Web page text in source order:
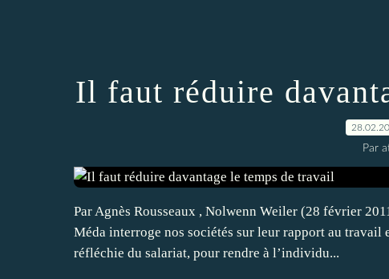
Il faut réduire
Par
Par Agnès Rousseaux , Nolwenn Weiler (28 février
Méda interroge nos sociétés sur leur rapport au travail
réfléchie du salariat, pour rendre à l’individu...